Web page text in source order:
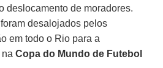
deslocamento de moradores.
desalojados pelos
em todo o Rio para a
naCopa do Mundo de Futebol